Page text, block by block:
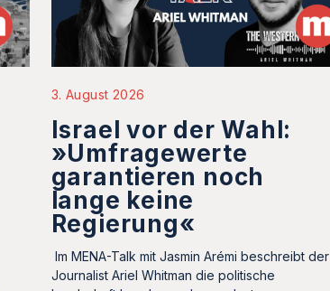
3. August 2026
Israel vor der Wahl:
»Umfragewerte
garantieren noch
lange keine
Regierung«
Im MENA-Talk mit Jasmin Arémi beschreibt der
Journalist Ariel Whitman die politische